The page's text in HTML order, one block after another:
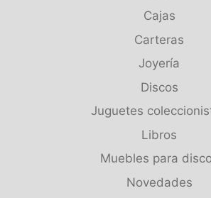
Cajas
Carteras
Joyería
Discos
Juguetes
Libros
Muebles para
Novedades